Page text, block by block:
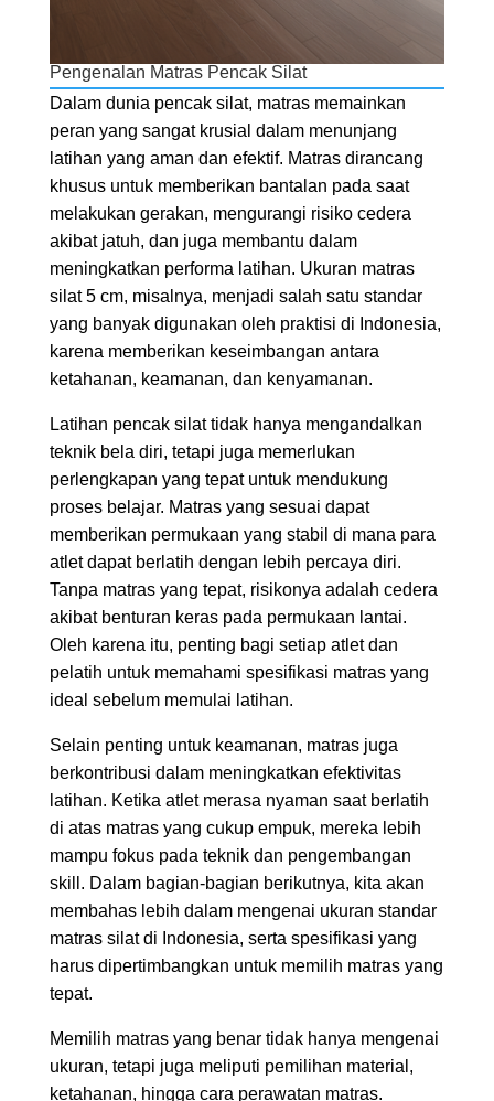
Pengenalan Matras Pencak Silat
Dalam dunia pencak silat, matras memainkan
peran yang sangat krusial dalam menunjang
latihan yang aman dan efektif. Matras dirancang
khusus untuk memberikan bantalan pada saat
melakukan gerakan, mengurangi risiko cedera
akibat jatuh, dan juga membantu dalam
meningkatkan performa latihan. Ukuran matras
silat 5 cm, misalnya, menjadi salah satu standar
yang banyak digunakan oleh praktisi di Indonesia,
karena memberikan keseimbangan antara
ketahanan, keamanan, dan kenyamanan.
Latihan pencak silat tidak hanya mengandalkan
teknik bela diri, tetapi juga memerlukan
perlengkapan yang tepat untuk mendukung
proses belajar. Matras yang sesuai dapat
memberikan permukaan yang stabil di mana para
atlet dapat berlatih dengan lebih percaya diri.
Tanpa matras yang tepat, risikonya adalah cedera
akibat benturan keras pada permukaan lantai.
Oleh karena itu, penting bagi setiap atlet dan
pelatih untuk memahami spesifikasi matras yang
ideal sebelum memulai latihan.
Selain penting untuk keamanan, matras juga
berkontribusi dalam meningkatkan efektivitas
latihan. Ketika atlet merasa nyaman saat berlatih
di atas matras yang cukup empuk, mereka lebih
mampu fokus pada teknik dan pengembangan
skill. Dalam bagian-bagian berikutnya, kita akan
membahas lebih dalam mengenai ukuran standar
matras silat di Indonesia, serta spesifikasi yang
harus dipertimbangkan untuk memilih matras yang
tepat.
Memilih matras yang benar tidak hanya mengenai
ukuran, tetapi juga meliputi pemilihan material,
ketahanan, hingga cara perawatan matras.